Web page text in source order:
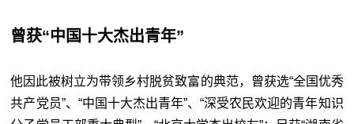
曾获“中国十大杰出青年”
他因此被树立为带领乡村脱贫致富的典范，曾获选“全国优秀
共产党员”、“中国十大杰出青年”、“深受农民欢迎的青年知识